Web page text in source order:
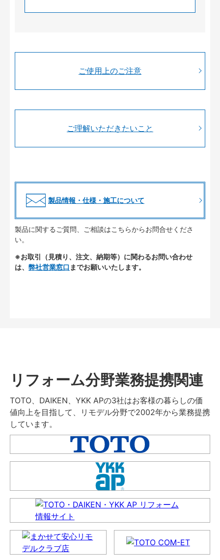
ご使用上のご注意
ご理解いただきたいこと
製品情報・仕様・施工について
製品に関するご質問、ご相談はこちらからお問合せくださ
い。
※お取引（見積り、注文、納期等）に関わるお問い合わせ
は、 弊社営業窓口 までお願いいたします。
リフォーム分野業務提携関連
TOTO、DAIKEN、YKK APの3社はお客様の暮らしの価
値向上を目指して、リモデル分野で2002年から業務提携
しています。